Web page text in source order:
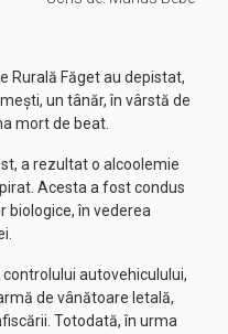
Rurală Făget au depistat,
un tânăr, în vârstă de
mort de beat.
a rezultat o alcoolemie
Acesta a fost condus
biologice, în vederea
autovehiculului,
de vânătoare letală,
Totodată, în urma